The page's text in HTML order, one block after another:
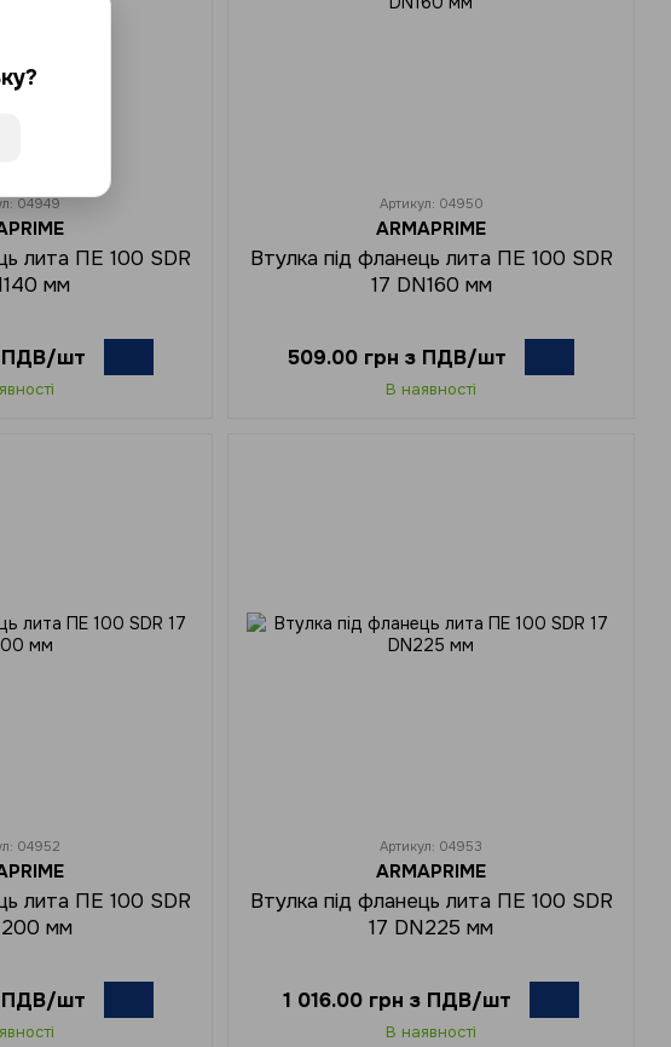
04949
лита ПЕ 100 SDR
мм
ПДВ/шт
Артикул: 04950
ARMAPRIME
Втулка під фланець лита ПЕ 100 SDR
17 DN160 мм
509.00 грн з ПДВ/шт
В наявності
04952
лита ПЕ 100 SDR
мм
ПДВ/шт
Артикул: 04953
ARMAPRIME
Втулка під фланець лита ПЕ 100 SDR
17 DN225 мм
1 016.00 грн з ПДВ/шт
В наявності